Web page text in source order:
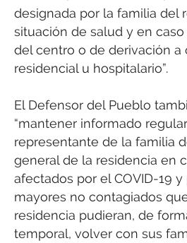
designada por la familia del
situación de salud y en
del centro o de derivación a
residencial u hospitalario”.
El Defensor del Pueblo
“mantener informado
representante de la familia
general de la residencia en
afectados por el COVID-19
mayores no contagiados
residencia pudieran, de
temporal, volver con sus